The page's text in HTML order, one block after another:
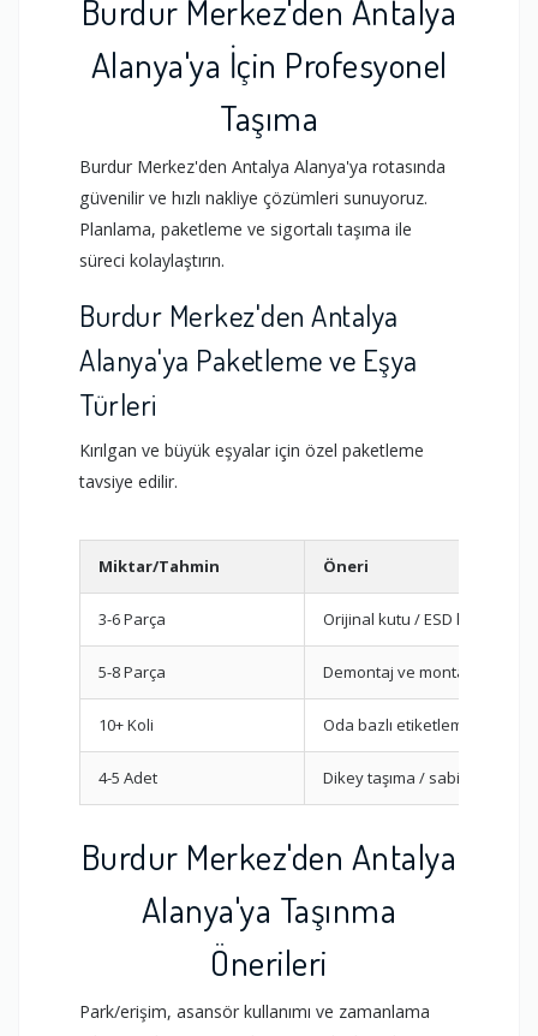
Burdur Merkez'den Antalya
Alanya'ya İçin Profesyonel
Taşıma
Burdur Merkez'den Antalya Alanya'ya rotasında
güvenilir ve hızlı nakliye çözümleri sunuyoruz.
Planlama, paketleme ve sigortalı taşıma ile
süreci kolaylaştırın.
Burdur Merkez'den Antalya
Alanya'ya Paketleme ve Eşya
Türleri
Kırılgan ve büyük eşyalar için özel paketleme
tavsiye edilir.
Miktar/Tahmin Öneri
3-6 Parça Orijinal kutu / ESD koruma
5-8 Parça Demontaj ve montaj planı
10+ Koli Oda bazlı etiketleme
4-5 Adet Dikey taşıma / sabitleme
Burdur Merkez'den Antalya
Alanya'ya Taşınma
Önerileri
Park/erişim, asansör kullanımı ve zamanlama